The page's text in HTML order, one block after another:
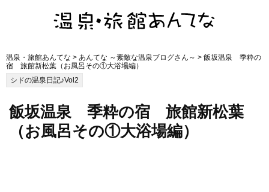
温泉・旅館あんてな > あんてな ～素敵な温泉ブログさん～ > 飯坂温泉 季粋の
宿 旅館新松葉（お風呂その①大浴場編）
シドの温泉日記♪Vol2
飯坂温泉 季粋の宿 旅館新松葉
（お風呂その①大浴場編）